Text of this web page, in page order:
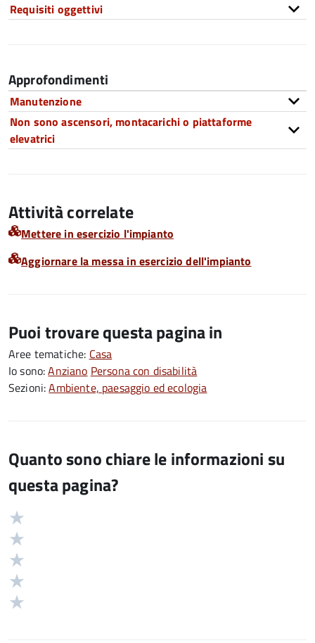
Requisiti oggettivi
Approfondimenti
Manutenzione
Non sono ascensori, montacarichi o piattaforme
elevatrici
Attività correlate
Mettere in esercizio l'impianto
Aggiornare la messa in esercizio dell'impianto
Puoi trovare questa pagina in
Aree tematiche: Casa
Io sono:Anziano Persona con disabilità
Sezioni:Ambiente, paesaggio ed ecologia
Quanto sono chiare le informazioni su
questa pagina?
Valutazione